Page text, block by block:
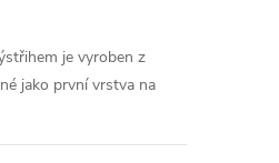
je vyroben z
jako první vrstva na